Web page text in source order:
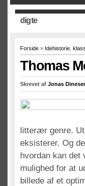
digte
Forside » Idehistorie
Thomas
Skrevet af Jonas
litterær genre.
eksisterer. Og
hvordan kan
mulighed for at
billede af et